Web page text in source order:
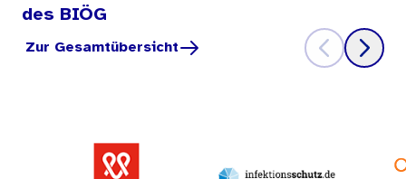
des BIÖG
Zur Gesamtübersicht